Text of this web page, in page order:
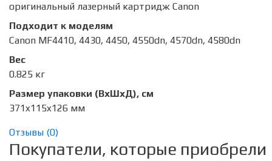
оригинальный лазерный картридж Canon
Подходит к моделям
Canon MF4410, 4430, 4450, 4550dn, 4570dn, 4580dn
Вес
0.825 кг
Размер упаковки (ВхШхД), см
371x115x126 мм
Отзывы (0)
Покупатели, которые приобрели